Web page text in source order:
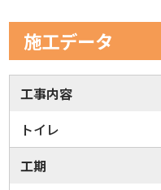
施工データ
工事内容
トイレ
工期